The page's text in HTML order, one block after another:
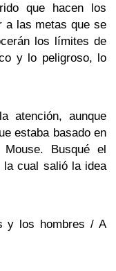
que hacen los
a las metas que se
los límites de
y lo peligroso, lo
atención, aunque
estaba basado en
Busqué el
la cual salió la idea
y los hombres / A